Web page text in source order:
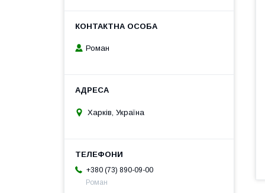
Роман
Харків, Україна
+380 (73) 890-09-00
Роман